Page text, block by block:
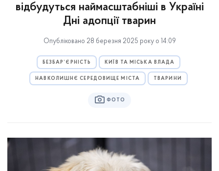
відбудуться наймасштабніші в Україні
Дні адопції тварин
Опубліковано 28 березня 2025 року о 14:09
БЕЗБАР’ЄРНІСТЬ КИЇВ ТА МІСЬКА ВЛАДА
НАВКОЛИШНЄ СЕРЕДОВИЩЕ МІСТА ТВАРИНИ
ФОТО